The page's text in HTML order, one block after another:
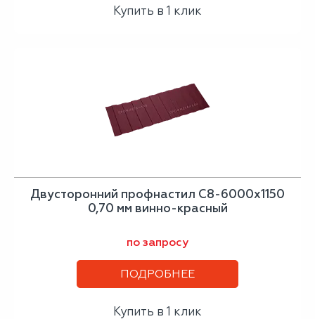
Купить в 1 клик
Двусторонний профнастил С8-6000х1150
0,70 мм винно-красный
по запросу
ПОДРОБНЕЕ
Купить в 1 клик